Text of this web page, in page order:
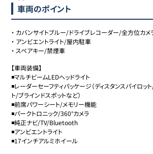
車両のポイント
・ カバンサイトブルー/ドライブレコーダー/全方位カメ
・ アンビエントライト/屋内駐車
・ スペアキー/禁煙車
【車両装備】
◾️マルチビームLEDヘッドライト
◾️レーダーセーフティパッケージ（ディスタンスパイロッ
ト/ブラインドスポットなど）
◾️前席パワーシート/メモリー機能
◾️パークトロニック/360°カメラ
◾️純正ナビ/TV/Bluetooth
◾️アンビエントライト
◾️17インチアルミホイール